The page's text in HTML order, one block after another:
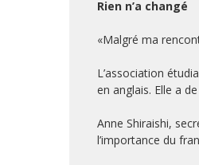
Rien n’a changé
«Malgré ma
L’association
en anglais. Elle a
Anne Shiraishi,
l’importance du